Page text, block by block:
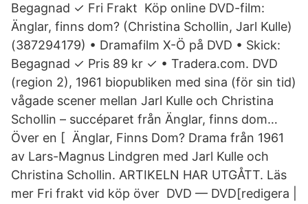
Begagnad ✓ Fri Frakt Köp online DVD-film:
Änglar, finns dom? (Christina Schollin, Jarl Kulle)
(387294179) • Dramafilm X-Ö på DVD • Skick:
Begagnad ✓ Pris 89 kr ✓ • Tradera.com. DVD
(region 2), 1961 biopubliken med sina (för sin tid)
vågade scener mellan Jarl Kulle och Christina
Schollin – succéparet från Änglar, finns dom…
Över en [ Änglar, Finns Dom? Drama från 1961
av Lars-Magnus Lindgren med Jarl Kulle och
Christina Schollin. ARTIKELN HAR UTGÅTT. Läs
mer Fri frakt vid köp över DVD — DVD[redigera |